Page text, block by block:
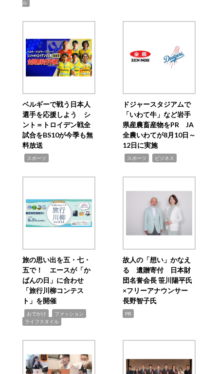
ル
ベルギーで戦う日本人
選手を応援しよう シ
ント＝トロイデン戦全
試合をBS10が今季も無
料放送
スポーツ
ドジャースタジアムで
「いわて牛」など岩手
県産農畜産物をPR JA
全農いわてが8月10日～
12日に実施
スポーツ ビジネス
旅の思い出を五・七・
五で！ エースが「か
ばんの日」に合わせ
「旅行川柳コンテス
ト」を開催
おでかけ ファッション
ライフスタイル
故人の「想い」かなえ
る 遺贈寄付 日本財
団名誉会長 笹川陽平氏
×フリーアナウンサー
長野智子氏
PR